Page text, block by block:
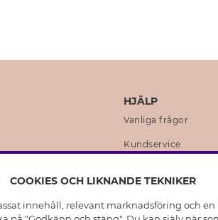
HJÄLP
Vanliga frågor
Kundservice
Skötselråd
COOKIES OCH LIKNANDE TEKNIKER
innehåll, relevant marknadsföring och